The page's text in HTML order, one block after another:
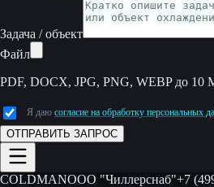
Задача / объект
Файл
PDF, DOCX, JPG, PNG, WEBP до 10
Я даю согласие на обработку персональных
ОТПРАВИТЬ ЗАПРОС
COLDMANООО "Чиллерснаб"+7